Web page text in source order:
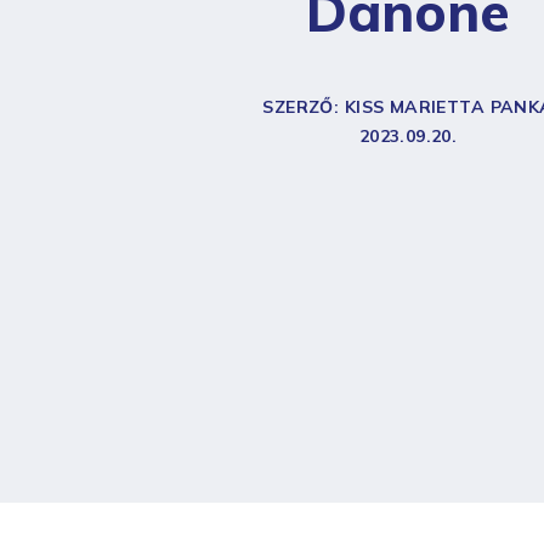
SZERZŐ: KISS MARIETTA
2023.09.20.